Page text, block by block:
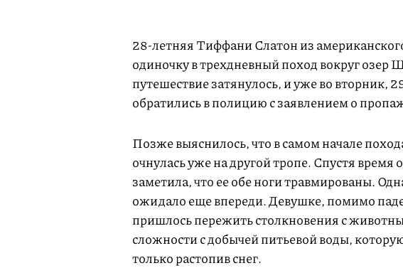
28-летняя Тиффани Слатон из
одиночку в трехдневный поход вокруг озер
путешествие затянулось, и уже во вторник,
обратились в полицию с заявлением о
Позже выяснилось, что в самом начале
очнулась уже на другой тропе. Спустя время
заметила, что ее обе ноги травмированы.
ожидало еще впереди. Девушке, помимо
пришлось пережить столкновения с
сложности с добычей питьевой воды,
только растопив снег.